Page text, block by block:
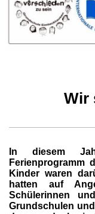
Wir
In diesem
Ferienprogramm
Kinder waren
hatten auf
Schülerinnen
Grundschulen